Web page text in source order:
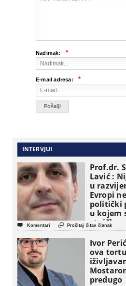
Nadimak: *
E-mail adresa: *
INTERVJUI
Prof.dr.
Lavić :
u
Evropi
politički
u kojem
etničke
osnovne
političke
 Komentari  Pročitaj čitav članak
Ivor
ova
predugo